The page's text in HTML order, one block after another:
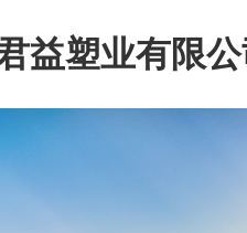
益塑业有限